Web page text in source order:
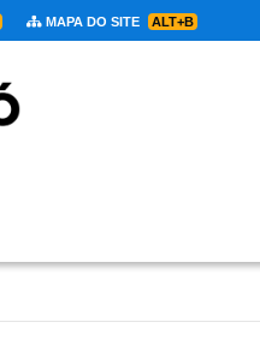
MAPA DO SITE ALT+B